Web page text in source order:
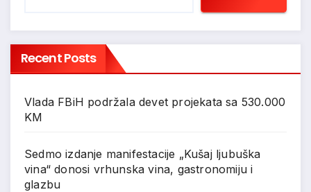
Recent Posts
Vlada FBiH podržala devet projekata sa 530.000
KM
Sedmo izdanje manifestacije „Kušaj ljubuška
vina“ donosi vrhunska vina, gastronomiju i
glazbu